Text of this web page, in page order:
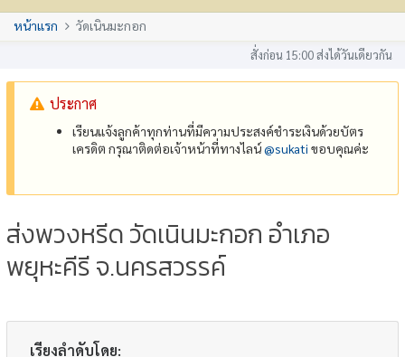
หน้าแรก วัดเนินมะกอก
สั่งก่อน 15:00 ส่งได้วันเดียวกัน
ประกาศ
เรียนแจ้งลูกค้าทุกท่านที่มีความประสงค์ชำระเงินด้วยบัตร
เครดิต กรุณาติดต่อเจ้าหน้าที่ทางไลน์@‌sukati ขอบคุณค่ะ
ส่งพวงหรีด วัดเนินมะกอก อำเภอ
พยุหะคีรี จ.นครสวรรค์
เรียงลำดับโดย: